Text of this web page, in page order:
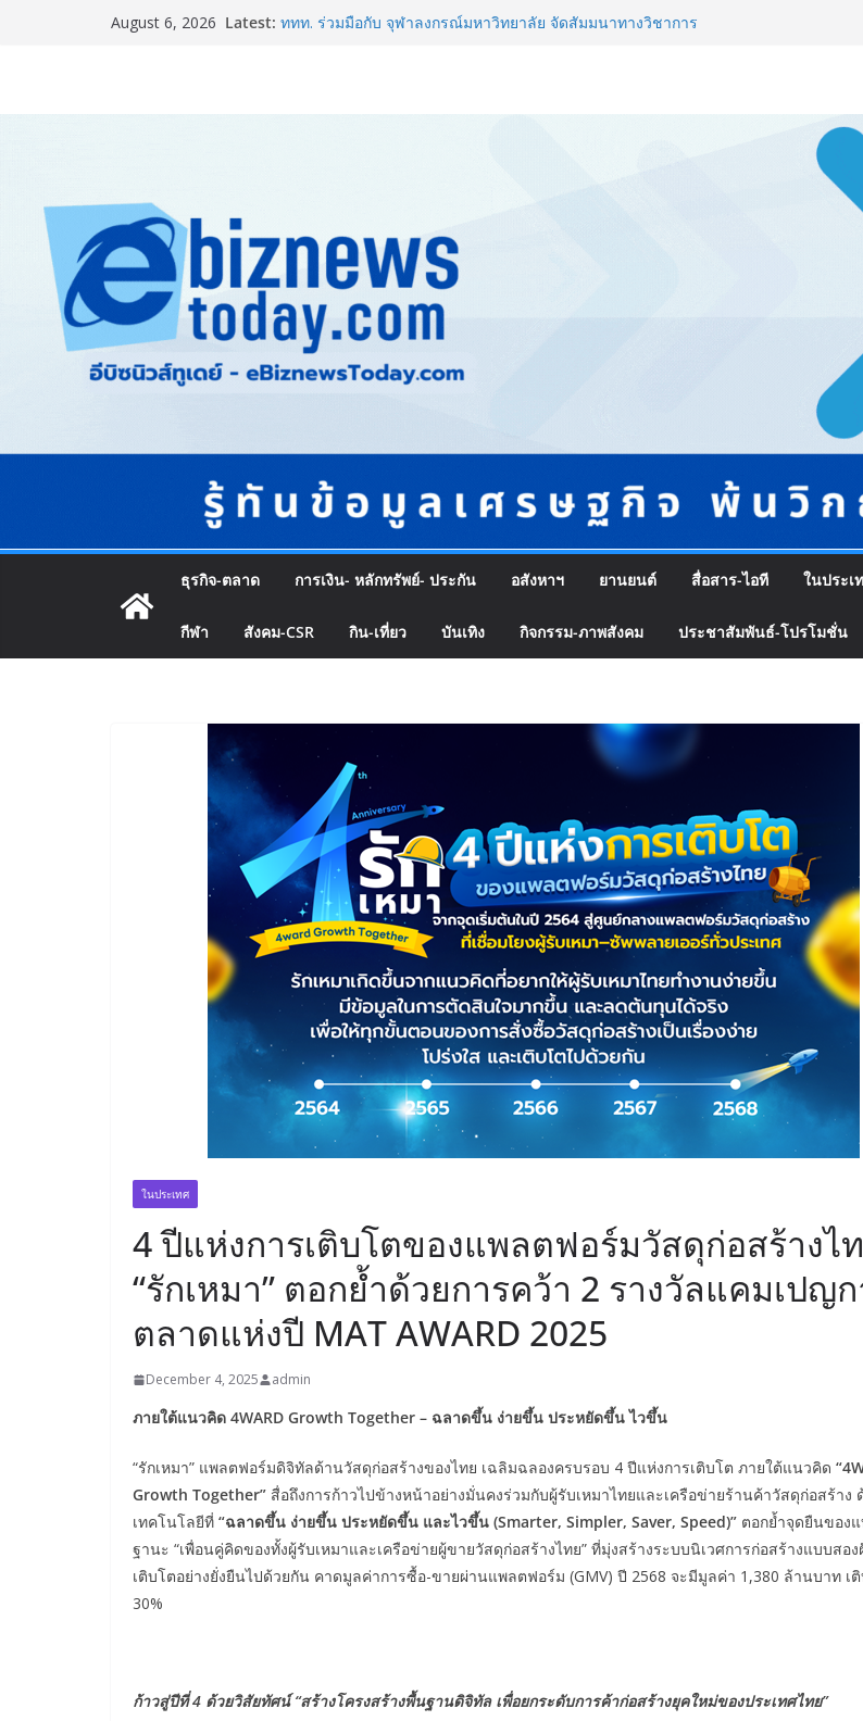
August 6, 2026 Latest: 2026” ยกระดับผลิตภัณฑ์ท้องถิ่นสู่ตลาดเชิงพาณิชย์อย่างยั่งยืน
สตาร์ทวันนี้ Franchise Expo Thailand & TESE 2026 พบทัพ
Thailand LAB INTERNATIONAL 2026 ผนึก Bio+HealthTech
อินฟอร์มา มาร์เก็ตส์ ผนึกเครือข่ายธุรกิจท่องเที่ยว-บริการ จัด Food
& Hospitality Thailand 2026เชื่อม 4 งานใหญ่ สร้างโอกาสธุรกิจ
ครบวงจร
ธุรกิจ-ตลาด การเงิน- หลักทรัพย์- ประกัน อสังหาฯ ยานยนต์ สื่อสาร-ไอที ในประเ
กีฬา สังคม-CSR กิน-เที่ยว บันเทิง กิจกรรม-ภาพสังคม ประชาสัมพันธ์-โปรโมชั่น
ในประเทศ
4 ปีแห่งการเติบโตของแพลตฟอร์มวัสดุก่อสร้างไ
“รักเหมา” ตอกย้ำด้วยการคว้า 2 รางวัลแคมเปญ
ตลาดแห่งปี MAT AWARD 2025
December 4, 2025 admin
ภายใต้แนวคิด 4WARD Growth Together – ฉลาดขึ้น ง่ายขึ้น ประหยัดขึ้น ไวขึ้น
“รักเหมา” แพลตฟอร์มดิจิทัลด้านวัสดุก่อสร้างของไทย เฉลิมฉลองครบรอบ 4 ปีแห่งการเติบโต ภายใต้แนวคิด
Growth Together” สื่อถึงการก้าวไปข้างหน้าอย่างมั่นคงร่วมกับผู้รับเหมาไทยและเครือข่ายร้านค้าวัสดุก่อสร้าง
เทคโนโลยีที่ “ฉลาดขึ้น ง่ายขึ้น ประหยัดขึ้น และไวขึ้น (Smarter, Simpler, Saver, Speed)” ตอกย้ำจุดยืนของ
ฐานะ “เพื่อนคู่คิดของทั้งผู้รับเหมาและเครือข่ายผู้ขายวัสดุก่อสร้างไทย” ที่มุ่งสร้างระบบนิเวศการก่อสร้างแบบสอง
เติบโตอย่างยั่งยืนไปด้วยกัน คาดมูลค่าการซื้อ-ขายผ่านแพลตฟอร์ม (GMV) ปี 2568 จะมีมูลค่า 1,380 ล้านบาท เ
30%
ก้าวสู่ปีที่4 ด้วยวิสัยทัศน์ “สร้างโครงสร้างพื้นฐานดิจิทัล เพื่อยกระดับการค้าก่อสร้างยุคใหม่ของประเทศไทย”